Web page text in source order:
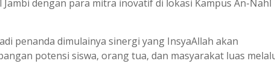
dengan para mitra inovatif di lokasi Kampus An-Nahl
penanda dimulainya sinergi yang InsyaAllah akan
potensi siswa, orang tua, dan masyarakat luas